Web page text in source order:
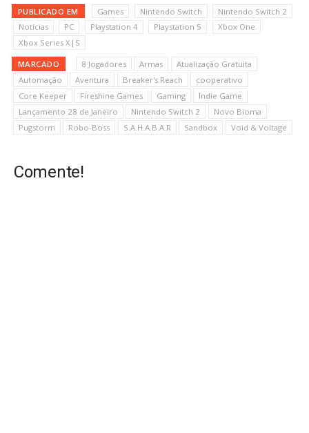
PUBLICADO EM Games Nintendo Switch
Nintendo Switch 2
Notícias
PC Playstation 4 Playstation 5
Xbox One
Xbox Series X|S
MARCADO 8 Jogadores Armas
Atualização Gratuita
Automação
Aventura Breaker's Reach
cooperativo
Core Keeper
Fireshine Games Gaming
Indie Game
Lançamento 28 de Janeiro
Nintendo Switch 2
Novo Bioma
Pugstorm
Robo-Boss S.A.H.A.B.A.R Sandbox Void & Voltage
Comente!